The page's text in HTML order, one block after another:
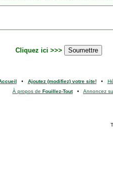
Cliquez ici >>>
• Ajoutez (modifiez) votre site!•
À propos de Fouillez-Tout• Annoncez